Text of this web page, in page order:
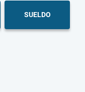
SUELDO